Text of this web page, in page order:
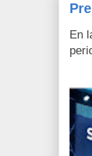
En